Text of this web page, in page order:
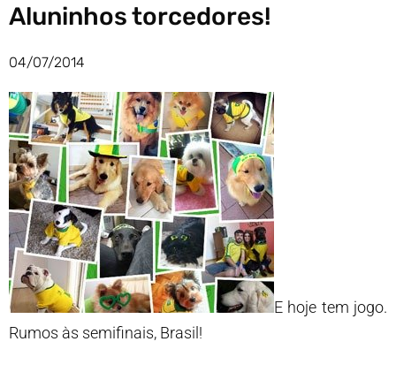
Aluninhos torcedores!
04/07/2014
E hoje tem jogo.
Rumos às semifinais, Brasil!